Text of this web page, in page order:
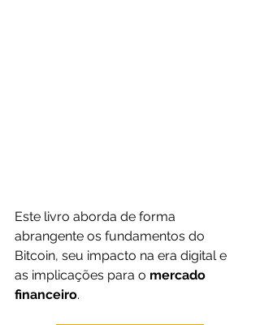
Este livro aborda de forma
abrangente os fundamentos do
Bitcoin, seu impacto na era digital e
as implicações para o mercado
financeiro.